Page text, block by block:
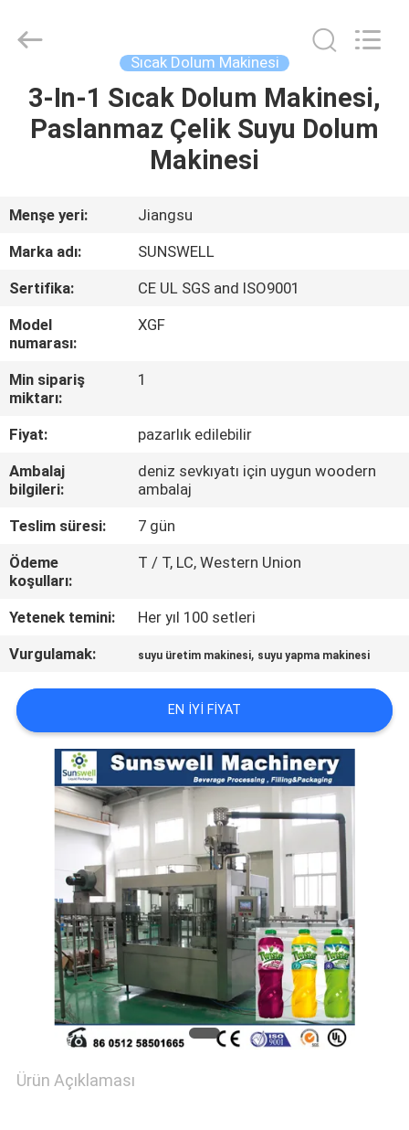
EV
VİDEOLAR
HAKKIMIZDA
TURU
KALITE
KONTROL
BIZIMLE
ILETIŞIME
HABERLER
BIR
TEKLIF
ISTEĞI
HARITASI
PRIVACY
POLICY
Reserved.
Sıcak Dolum Makinesi
3-In-1 Sıcak Dolum Makinesi,
Paslanmaz Çelik Suyu Dolum
Makinesi
Menşe yeri:
Jiangsu
Marka adı:
SUNSWELL
Sertifika:
CE UL SGS and ISO9001
Model
numarası:
XGF
Min sipariş
miktarı:
1
Fiyat:
pazarlık edilebilir
Ambalaj
bilgileri:
deniz sevkıyatı için uygun woodern
ambalaj
Teslim süresi:
7 gün
Ödeme
koşulları:
T / T, LC, Western Union
Yetenek temini:
Her yıl 100 setleri
Vurgulamak:
suyu üretim makinesi, suyu yapma makinesi
EN IYI FIYAT
Ürün Açıklaması